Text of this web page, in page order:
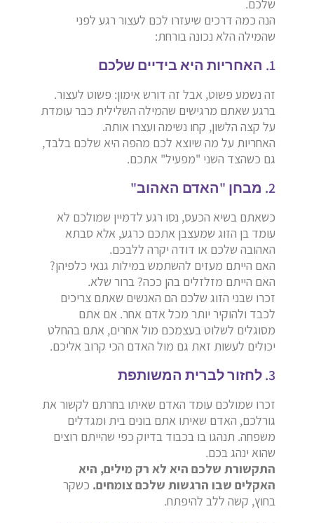
שלכם.
הנה כמה דרכים שיעזרו לכם לעצור רגע לפני
שהמילה הלא נכונה בורחת:
1. האחריות היא בידיים שלכם
זה נשמע פשוט, אבל זה דורש אימון: פשוט לעצור.
ברגע שאתם מרגישים שהמילה השלילית כבר עומדת
על קצה הלשון, קחו נשימה ועצרו אותה.
האחריות על מה שיוצא לכם מהפה היא שלכם בלבד,
גם כשהצד השני "מפעיל" אתכם.
2. מבחן "האדם האהוב"
כשאתם בשיא הכעס, נסו רגע לדמיין שמולכם לא
עומד בן הזוג שמעצבן אתכם כרגע, אלא סבתא
האהובה שלכם או דודה יקרה ללבכם.
האם הייתם מעזים להשתמש במילות גנאי כלפיהן?
האם הייתם מזלזלים בהן ככה? ברור שלא.
זכרו שבני הזוג שלכם הם האנשים שאתם צריכים
לכבד ולהוקיר יותר מכל אדם אחר. אם אתם
מסוגלים לשלוט בעצמכם מול אחרים, אתם בהחלט
יכולים לעשות זאת גם מול האדם הכי קרוב אליכם.
3. לחזור לברית המשותפת
זכרו שמולכם עומד האדם שאיתו בחרתם לקשור את
גורלכם, האדם שאיתו אתם בונים בית ומגדלים
משפחה. תנהגו בו בכבוד בדיוק כפי שהייתם רוצים
שהוא ינהג בכם.
התקשורת שלכם היא לא רק מילים, היא
האקלים שבו הרגשות שלכם צומחים. כשקר
בחוץ, קשה ללב להיפתח.